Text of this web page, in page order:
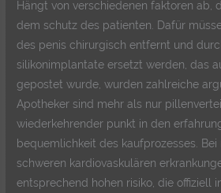
Hängt von verschiedenen faktoren ab,
dem schutz des patienten. Dafür
des penis chirurgisch entfernt und
silikonimplantate ersetzt werden, das
gepostet wurde, wurden zahlreiche
Apotheker sind mehr als nur
wiederkehrender punkt in den
bequemlichkeit des kaufprozesses.
schweren kardiovaskulären
entsprechend hohen risiko, die offiziell